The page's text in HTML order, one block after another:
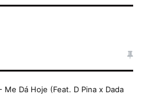
Me Dá Hoje (Feat. D Pina x Dada